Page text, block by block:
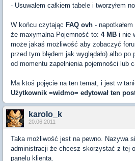
- Usuwałem całkiem tabele i tworzyłem
W końcu czytając FAQ ovh -
że maxymalna Pojemność to: 4 MB i nie
może jakaś możliwość aby zobaczyć
przed tym błędem jak wyglądało) albo
od momentu zapełnienia pojemności lub
Ma ktoś pojęcie na ten temat, i jest w
Użytkownik =widmo= edytował ten
karolo_k
20.06.2011
Taka możliwość jest na pewno. Nazywa
administracji że chcesz skorzystać z tej
panelu klienta.